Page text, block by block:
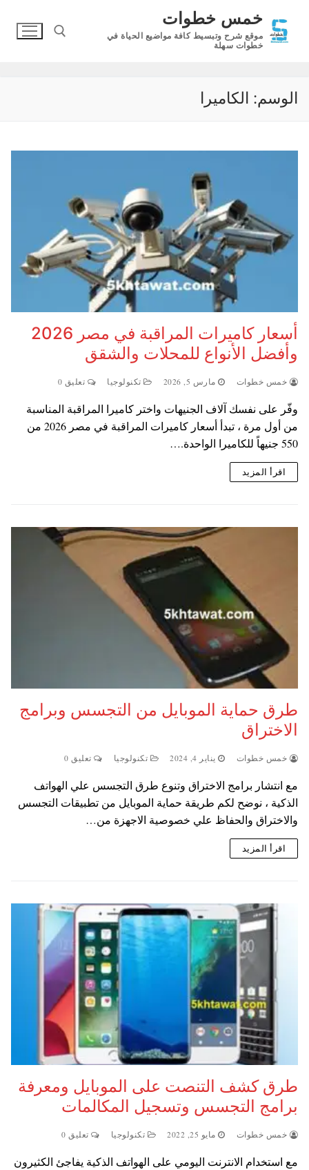
المحتوى
خمس خطوات
موقع شرح وتبسيط كافة مواضيع الحياة في
خطوات سهلة
الوسم: الكاميرا
أسعار كاميرات المراقبة في مصر 2026
وأفضل الأنواع للمحلات والشقق
خمس خطوات مارس 5, 2026 تكنولوجيا تعليق 0
وفّر على نفسك آلاف الجنيهات واختر كاميرا المراقبة المناسبة
من أول مرة ، تبدأ أسعار كاميرات المراقبة في مصر 2026 من
550 جنيهاً للكاميرا الواحدة.…
اقرأ المزيد
طرق حماية الموبايل من التجسس وبرامج
الاختراق
خمس خطوات يناير 4, 2024 تكنولوجيا تعليق 0
مع انتشار برامج الاختراق وتنوع طرق التجسس علي الهواتف
الذكية ، نوضح لكم طريقة حماية الموبايل من تطبيقات التجسس
والاختراق والحفاظ علي خصوصية الاجهزة من…
اقرأ المزيد
طرق كشف التنصت على الموبايل ومعرفة
برامج التجسس وتسجيل المكالمات
خمس خطوات مايو 25, 2022 تكنولوجيا تعليق 0
مع استخدام الانترنت اليومي على الهواتف الذكية يفاجئ الكثيرون